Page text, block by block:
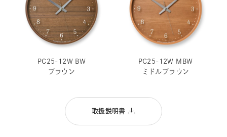
PC25-12W BW
ブラウン
PC25-12W MBW
ミドルブラウン
取扱説明書